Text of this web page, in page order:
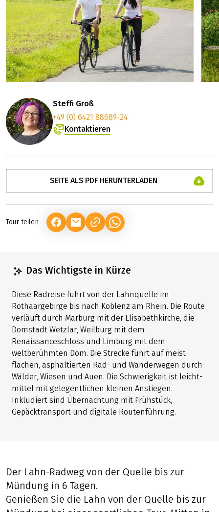
Steffi Groß
+49 (0) 6421 88689-24
Kontaktieren
SEITE ALS PDF HERUNTERLADEN
Tour teilen (LINK ÖFFNET IN NEUEM TAB)
(LINK ÖFFNET IN NEUEM TAB)
(LINK ÖFFNET IN NEUEM TAB)
Das Wichtigste in Kürze
Diese Radreise führt von der Lahnquelle im
Rothaargebirge bis nach Koblenz am Rhein. Die Route
verläuft durch Marburg mit der Elisabethkirche, die
Domstadt Wetzlar, Weilburg mit dem
Renaissanceschloss und Limburg mit dem
weltberühmten Dom. Die Strecke führt auf meist
flachen, asphaltierten Rad- und Wanderwegen durch
Wälder, Wiesen und Auen. Die Schwierigkeit ist leicht-
mittel mit gelegentlichen kleinen Anstiegen.
Inkludiert sind Übernachtung mit Frühstück,
Gepäcktransport und digitale Routenführung.
Der Lahn-Radweg von der Quelle bis zur
Mündung in 6 Tagen.
Genießen Sie die Lahn von der Quelle bis zur